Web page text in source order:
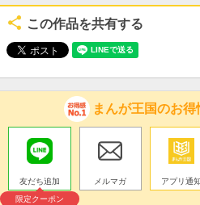
この作品を共有する
まんが王国のお
友だち追加
限定クーポン
メルマガ アプリ通知